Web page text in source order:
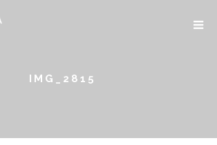
IMG_2815